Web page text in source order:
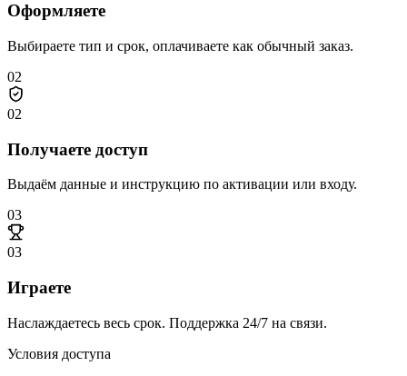
Оформляете
Выбираете тип и срок, оплачиваете как обычный заказ.
02
02
Получаете доступ
Выдаём данные и инструкцию по активации или входу.
03
03
Играете
Наслаждаетесь весь срок. Поддержка 24/7 на связи.
Условия доступа